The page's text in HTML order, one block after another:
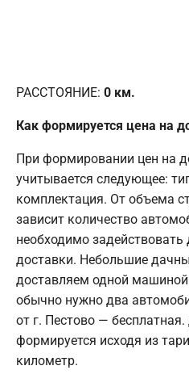
РАССТОЯНИЕ: 0 км.
Как формируется цена на
При формировании цен на
учитывается следующее:
комплектация. От объема
зависит количество
необходимо задействовать
доставки. Небольшие
доставляем одной
обычно нужно два
от г. Пестово —
формируется исходя из
километр.